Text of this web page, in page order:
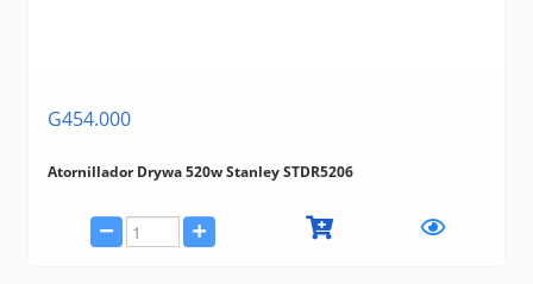
G454.000
Atornillador Drywa 520w Stanley STDR5206